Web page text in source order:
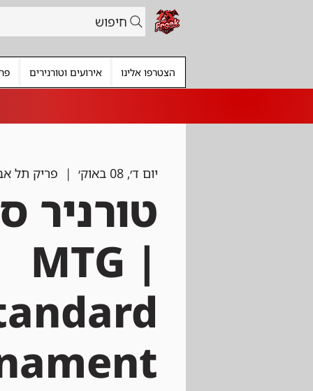
חיפוש
הצטרפו אלינו אירועים וטורנירים
יום ד׳, 08 באוק׳
  |
פריק תל
טורניר
| MTG